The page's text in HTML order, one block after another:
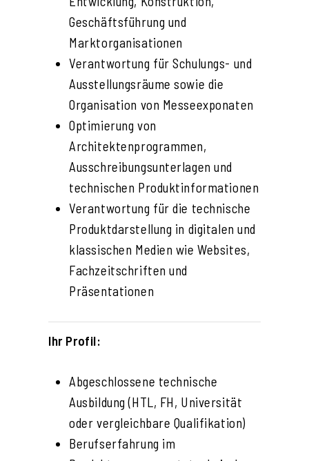
Geschäftsführung und
Marktorganisationen
Verantwortung für Schulungs- und
Ausstellungsräume sowie die
Organisation von Messeexponaten
Optimierung von
Architektenprogrammen,
Ausschreibungsunterlagen und
technischen Produktinformationen
Verantwortung für die technische
Produktdarstellung in digitalen und
klassischen Medien wie Websites,
Fachzeitschriften und
Präsentationen
Ihr Profil:
Abgeschlossene technische
Ausbildung (HTL, FH, Universität
oder vergleichbare Qualifikation)
Berufserfahrung im